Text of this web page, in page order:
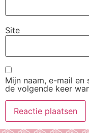
Site
Mijn naam, e-mail
de volgende keer